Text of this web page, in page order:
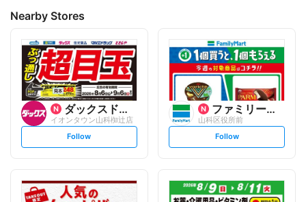
Nearby Stores
ダックスドラッグ
イオンタウン山科椥辻店
s
t
l
o
w
Follow
ファミリーマート
山科区役所前
s
t
l
o
w
Follow